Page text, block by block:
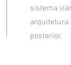
sistema
arquitetura
posterior.